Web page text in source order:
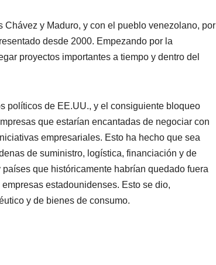
y Maduro, y con el pueblo venezolano, por
desde 2000. Empezando por la
proyectos importantes a tiempo y dentro del
políticos de EE.UU., y el consiguiente bloqueo
que estarían encantadas de negociar con
empresariales. Esto ha hecho que sea
de suministro, logística, financiación y de
que históricamente habrían quedado fuera
estadounidenses. Esto se dio,
y de bienes de consumo.